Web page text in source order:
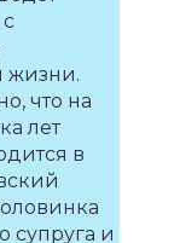
жизни.
что на
лет
в
супруга и